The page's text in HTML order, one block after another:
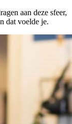
aan deze sfeer,
dat voelde je.